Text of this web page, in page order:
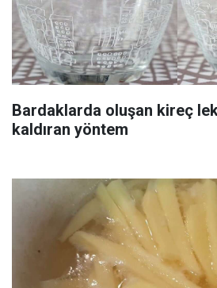
Bardaklarda oluşan kireç
kaldıran yöntem